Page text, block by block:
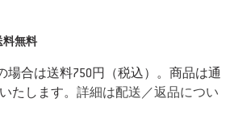
料無料
場合は送料750円（税込）。商品は通
たします。 詳細は配送／返品につい